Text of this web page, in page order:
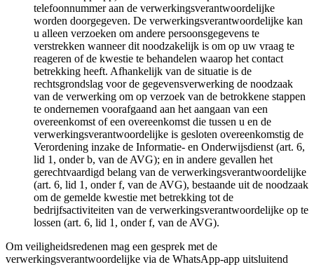
telefoonnummer aan de verwerkingsverantwoordelijke
worden doorgegeven. De verwerkingsverantwoordelijke kan
u alleen verzoeken om andere persoonsgegevens te
verstrekken wanneer dit noodzakelijk is om op uw vraag te
reageren of de kwestie te behandelen waarop het contact
betrekking heeft. Afhankelijk van de situatie is de
rechtsgrondslag voor de gegevensverwerking de noodzaak
van de verwerking om op verzoek van de betrokkene stappen
te ondernemen voorafgaand aan het aangaan van een
overeenkomst of een overeenkomst die tussen u en de
verwerkingsverantwoordelijke is gesloten overeenkomstig de
Verordening inzake de Informatie- en Onderwijsdienst (art. 6,
lid 1, onder b, van de AVG); en in andere gevallen het
gerechtvaardigd belang van de verwerkingsverantwoordelijke
(art. 6, lid 1, onder f, van de AVG), bestaande uit de noodzaak
om de gemelde kwestie met betrekking tot de
bedrijfsactiviteiten van de verwerkingsverantwoordelijke op te
lossen (art. 6, lid 1, onder f, van de AVG).
Om veiligheidsredenen mag een gesprek met de
verwerkingsverantwoordelijke via de WhatsApp-app uitsluitend